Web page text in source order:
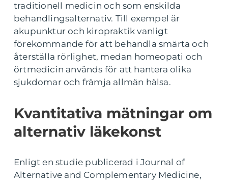
traditionell medicin och som enskilda
behandlingsalternativ. Till exempel är
akupunktur och kiropraktik vanligt
förekommande för att behandla smärta och
återställa rörlighet, medan homeopati och
örtmedicin används för att hantera olika
sjukdomar och främja allmän hälsa.
Kvantitativa mätningar om
alternativ läkekonst
Enligt en studie publicerad i Journal of
Alternative and Complementary Medicine,